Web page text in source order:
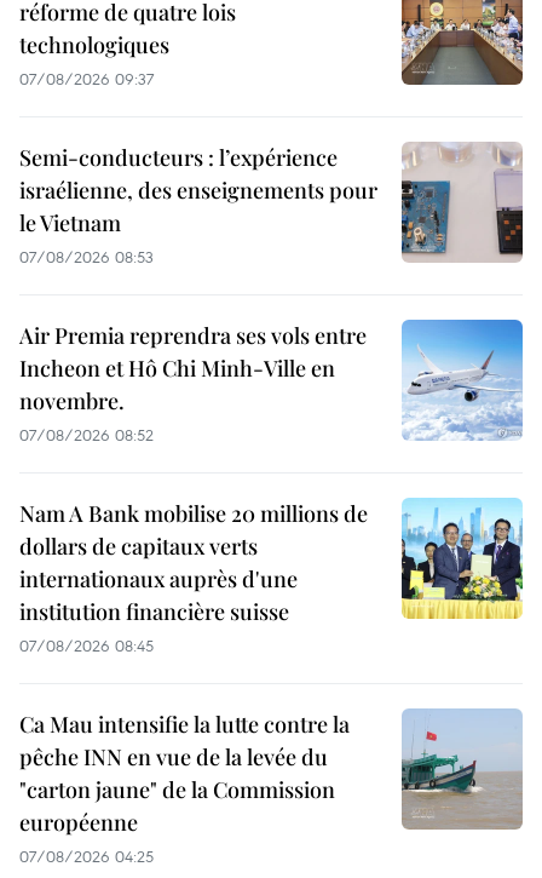
réforme de quatre lois
technologiques
07/08/2026 09:37
Semi-conducteurs : l’expérience
israélienne, des enseignements pour
le Vietnam
07/08/2026 08:53
Air Premia reprendra ses vols entre
Incheon et Hô Chi Minh-Ville en
novembre.
07/08/2026 08:52
Nam A Bank mobilise 20 millions de
dollars de capitaux verts
internationaux auprès d'une
institution financière suisse
07/08/2026 08:45
Ca Mau intensifie la lutte contre la
pêche INN en vue de la levée du
"carton jaune" de la Commission
européenne
07/08/2026 04:25